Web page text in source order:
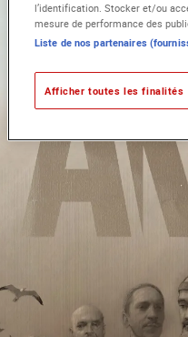
l’identification. Stocker et/ou
mesure de performance des
Liste de nos partenaires
Afficher toutes les finalités